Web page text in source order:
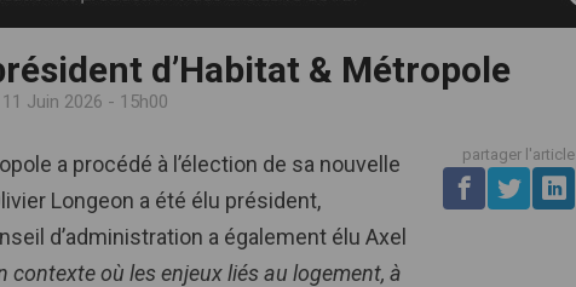
d’Habitat & Métropole
11 Juin 2026 - 15h00
a procédé à l’élection de sa nouvelle
Longeon a été élu président,
d’administration a également élu Axel
contexte où les enjeux liés au logement, à
partager l'article